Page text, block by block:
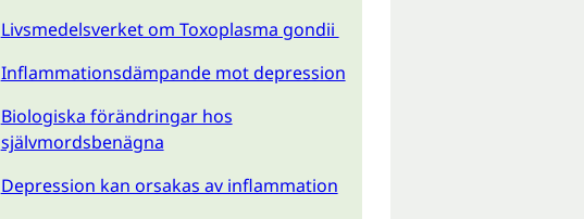
Livsmedelsverket om Toxoplasma gondii
Inflammationsdämpande mot depression
Biologiska förändringar hos
självmordsbenägna
Depression kan orsakas av inflammation